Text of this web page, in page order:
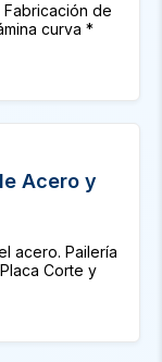
Fabricación de
curva *
Acero y
acero. Pailería
Corte y